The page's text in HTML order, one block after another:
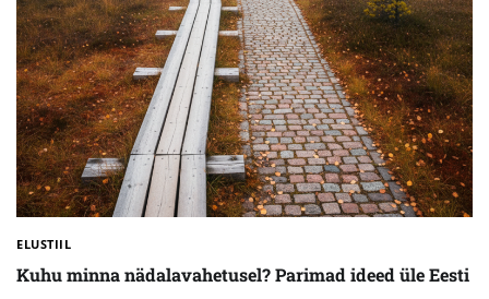
ELUSTIIL
Kuhu minna nädalavahetusel? Parimad ideed üle Eesti